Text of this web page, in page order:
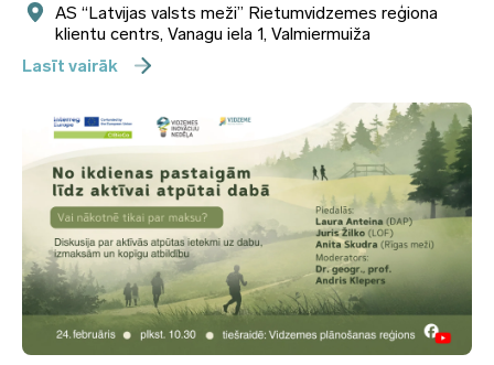
AS “Latvijas valsts meži” Rietumvidzemes reģiona
klientu centrs, Vanagu iela 1, Valmiermuiža
Lasīt vairāk